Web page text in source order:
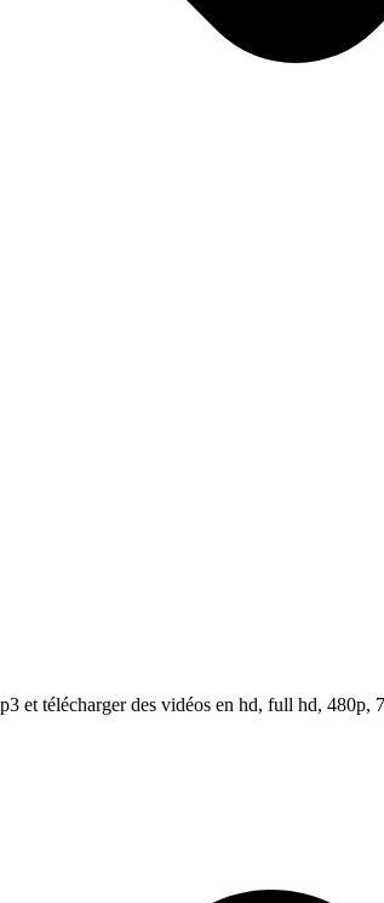
et télécharger des vidéos en hd, full hd, 480p,